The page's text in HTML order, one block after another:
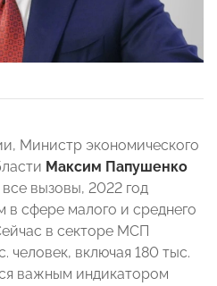
Министр экономического
Максим Папушенко
вызовы, 2022 год
сфере малого и среднего
в секторе МСП
включая 180 тыс.
важным индикатором